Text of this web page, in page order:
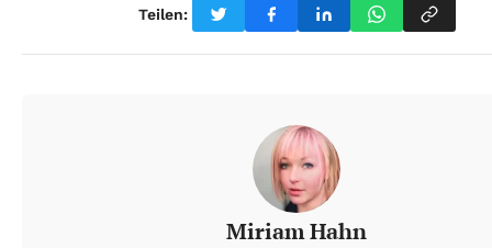
Teilen:
Miriam Hahn